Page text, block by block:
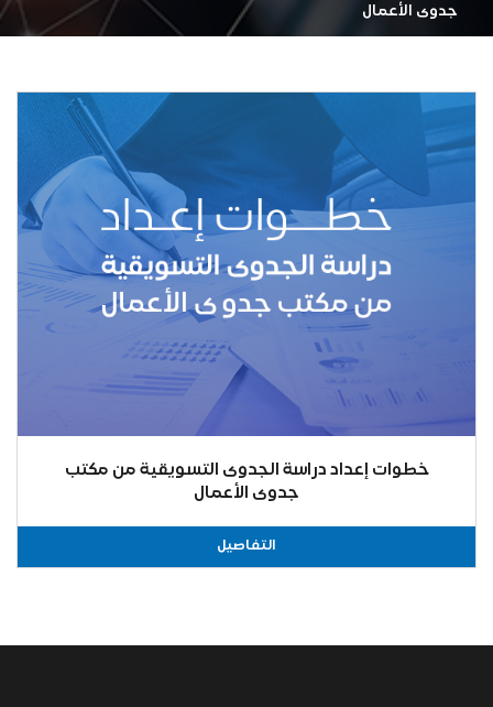
جدوى الأعمال
خطوات إعداد دراسة الجدوى التسويقية من مكتب
جدوى الأعمال
التفاصيل